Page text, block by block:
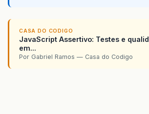
CASA DO CODIGO
JavaScript Assertivo: Testes e
em...
Por Gabriel Ramos — Casa do Codigo